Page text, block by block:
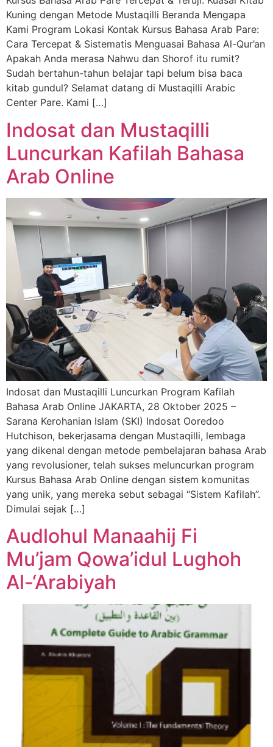
Kuning dengan Metode Mustaqilli Beranda Mengapa
Kami Program Lokasi Kontak Kursus Bahasa Arab Pare:
Cara Tercepat & Sistematis Menguasai Bahasa Al-Qur’an
Apakah Anda merasa Nahwu dan Shorof itu rumit?
Sudah bertahun-tahun belajar tapi belum bisa baca
kitab gundul? Selamat datang di Mustaqilli Arabic
Center Pare. Kami […]
Indosat dan Mustaqilli
Luncurkan Kafilah Bahasa
Arab Online
Indosat dan Mustaqilli Luncurkan Program Kafilah
Bahasa Arab Online JAKARTA, 28 Oktober 2025 –
Sarana Kerohanian Islam (SKI) Indosat Ooredoo
Hutchison, bekerjasama dengan Mustaqilli, lembaga
yang dikenal dengan metode pembelajaran bahasa Arab
yang revolusioner, telah sukses meluncurkan program
Kursus Bahasa Arab Online dengan sistem komunitas
yang unik, yang mereka sebut sebagai “Sistem Kafilah”.
Dimulai sejak […]
Audlohul Manaahij Fi
Mu’jam Qowa’idul Lughoh
Al-‘Arabiyah